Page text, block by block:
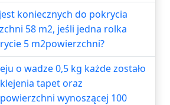
koniecznych do pokrycia
58 m2, jeśli jedna rolka
5 m2powierzchni?
o wadze 0,5 kg każde zostało
tapet oraz
wynoszącej 100